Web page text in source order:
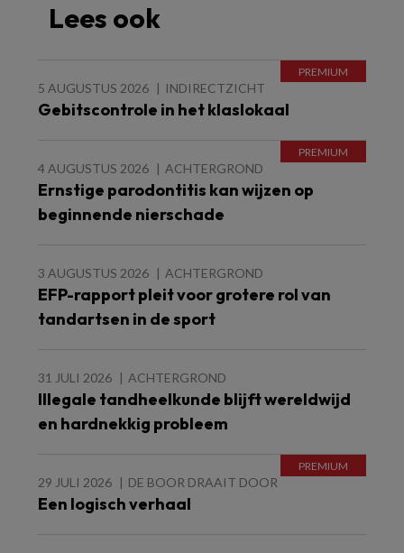
Lees ook
5 AUGUSTUS 2026 INDIRECTZICHT
Gebitscontrole in het klaslokaal
4 AUGUSTUS 2026 ACHTERGROND
Ernstige parodontitis kan wijzen op
beginnende nierschade
3 AUGUSTUS 2026 ACHTERGROND
EFP-rapport pleit voor grotere rol van
tandartsen in de sport
31 JULI 2026 ACHTERGROND
Illegale tandheelkunde blijft wereldwijd
en hardnekkig probleem
29 JULI 2026 DE BOOR DRAAIT DOOR
Een logisch verhaal